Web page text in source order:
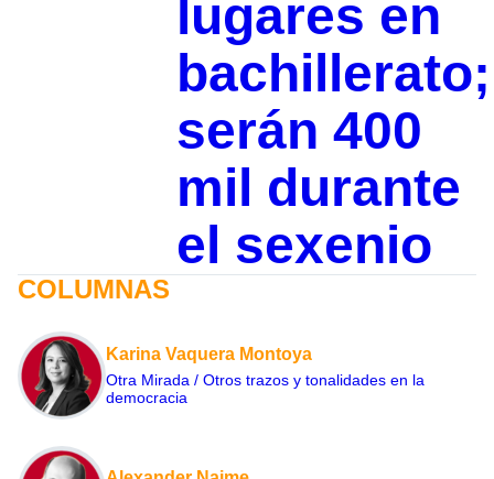
lugares en
bachillerato;
serán 400
mil durante
el sexenio
COLUMNAS
Karina Vaquera Montoya
Otra Mirada / Otros trazos y tonalidades en la
democracia